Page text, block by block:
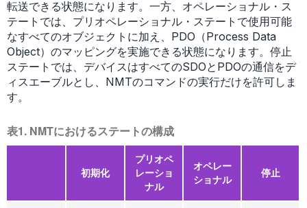
転送できる状態になります。一方、オペレーショナル・ス
テートでは、プリオペレーショナル・ステートで使用可能
なすべてのオブジェクトに加え、PDO（Process Data
Object）のマッピングを実施できる状態になります。停止
ステートでは、デバイスはすべてのSDOとPDOの通信をデ
ィスエーブルとし、NMTのコマンドの実行だけを許可しま
す。
表1. NMTにおけるステートの構成
初期化
プリオペ
レーショ
ナル
オペレー
ショナル
停止